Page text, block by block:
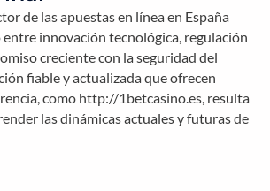
de las apuestas en línea en España
innovación tecnológica, regulación
creciente con la seguridad del
fiable y actualizada que ofrecen
como http://1betcasino.es, resulta
las dinámicas actuales y futuras de